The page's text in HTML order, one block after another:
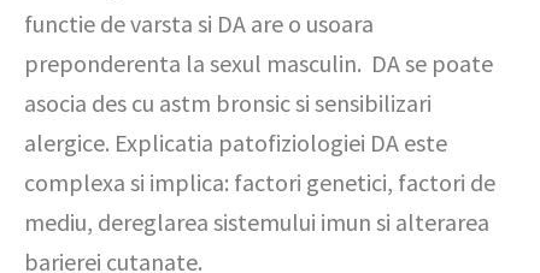
functie de varsta si DA are o usoara
preponderenta la sexul masculin. DA se poate
asocia des cu astm bronsic si sensibilizari
alergice. Explicatia patofiziologiei DA este
complexa si implica: factori genetici, factori de
mediu, dereglarea sistemului imun si alterarea
barierei cutanate.